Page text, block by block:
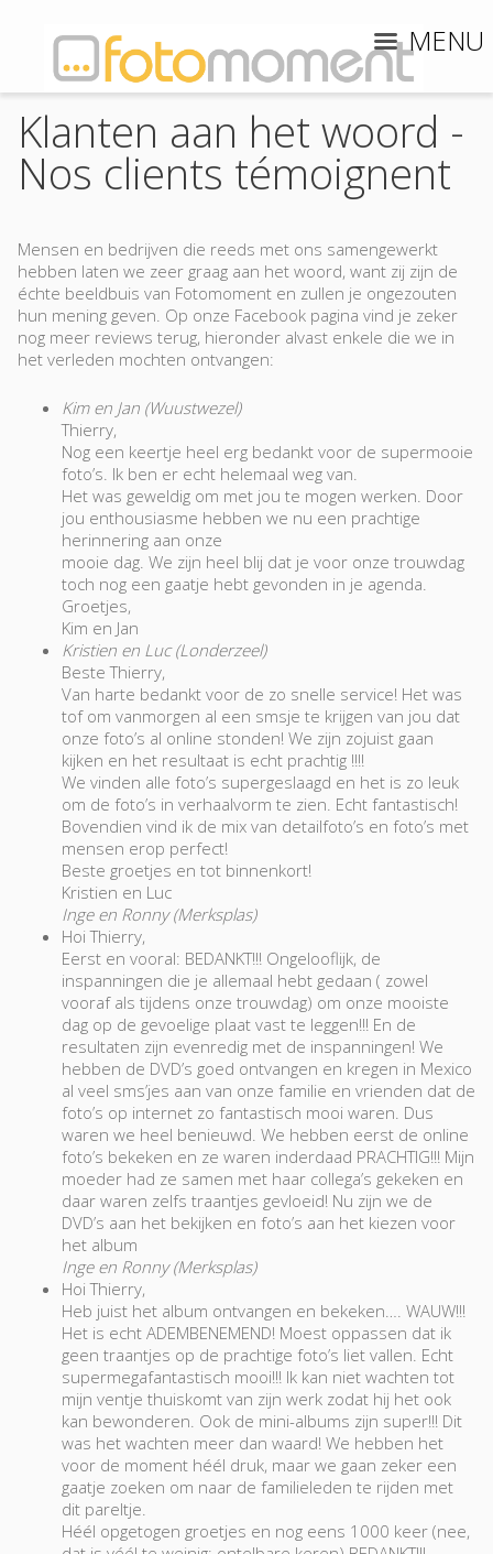
MENU
Klanten aan het woord -
Nos clients témoignent
Mensen en bedrijven die reeds met ons samengewerkt
hebben laten we zeer graag aan het woord, want zij zijn de
échte beeldbuis van Fotomoment en zullen je ongezouten
hun mening geven. Op onze Facebook pagina vind je zeker
nog meer reviews terug, hieronder alvast enkele die we in
het verleden mochten ontvangen:
Kim en Jan (Wuustwezel)
Thierry,
Nog een keertje heel erg bedankt voor de supermooie
foto’s. Ik ben er echt helemaal weg van.
Het was geweldig om met jou te mogen werken. Door
jou enthousiasme hebben we nu een prachtige
herinnering aan onze
mooie dag. We zijn heel blij dat je voor onze trouwdag
toch nog een gaatje hebt gevonden in je agenda.
Groetjes,
Kim en Jan
Kristien en Luc (Londerzeel)
Beste Thierry,
Van harte bedankt voor de zo snelle service! Het was
tof om vanmorgen al een smsje te krijgen van jou dat
onze foto’s al online stonden! We zijn zojuist gaan
kijken en het resultaat is echt prachtig !!!!
We vinden alle foto’s supergeslaagd en het is zo leuk
om de foto’s in verhaalvorm te zien. Echt fantastisch!
Bovendien vind ik de mix van detailfoto’s en foto’s met
mensen erop perfect!
Beste groetjes en tot binnenkort!
Kristien en Luc
Inge en Ronny (Merksplas)
Hoi Thierry,
Eerst en vooral: BEDANKT!!! Ongelooflijk, de
inspanningen die je allemaal hebt gedaan ( zowel
vooraf als tijdens onze trouwdag) om onze mooiste
dag op de gevoelige plaat vast te leggen!!! En de
resultaten zijn evenredig met de inspanningen! We
hebben de DVD’s goed ontvangen en kregen in Mexico
al veel sms’jes aan van onze familie en vrienden dat de
foto’s op internet zo fantastisch mooi waren. Dus
waren we heel benieuwd. We hebben eerst de online
foto’s bekeken en ze waren inderdaad PRACHTIG!!! Mijn
moeder had ze samen met haar collega’s gekeken en
daar waren zelfs traantjes gevloeid! Nu zijn we de
DVD’s aan het bekijken en foto’s aan het kiezen voor
het album
Inge en Ronny (Merksplas)
Hoi Thierry,
Heb juist het album ontvangen en bekeken…. WAUW!!!
Het is echt ADEMBENEMEND! Moest oppassen dat ik
geen traantjes op de prachtige foto’s liet vallen. Echt
supermegafantastisch mooi!!! Ik kan niet wachten tot
mijn ventje thuiskomt van zijn werk zodat hij het ook
kan bewonderen. Ook de mini-albums zijn super!!! Dit
was het wachten meer dan waard! We hebben het
voor de moment héél druk, maar we gaan zeker een
gaatje zoeken om naar de familieleden te rijden met
dit pareltje.
Héél opgetogen groetjes en nog eens 1000 keer (nee,